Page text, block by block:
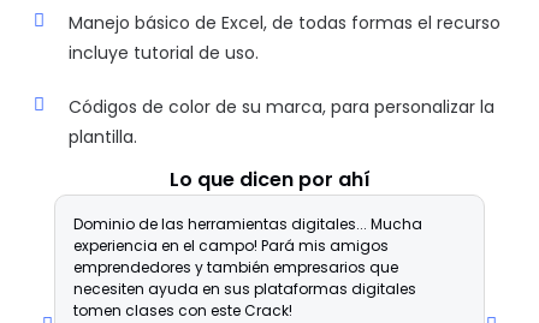
Manejo básico de Excel, de todas formas el recurso
incluye tutorial de uso.
Códigos de color de su marca, para personalizar la
plantilla.
Lo que dicen por ahí
Dominio de las herramientas digitales... Mucha
experiencia en el campo! Pará mis amigos
emprendedores y también empresarios que
necesiten ayuda en sus plataformas digitales
tomen clases con este Crack!